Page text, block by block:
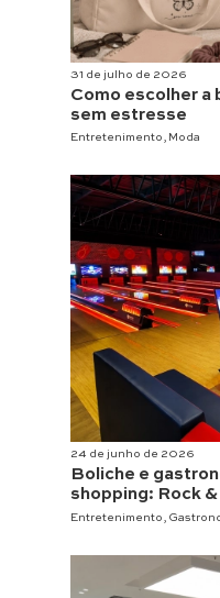
31 de julho de 2026
Como escolher a
sem estresse
Entretenimento , Moda
24 de junho de 2026
Boliche e
shopping: Rock &
Entretenimento